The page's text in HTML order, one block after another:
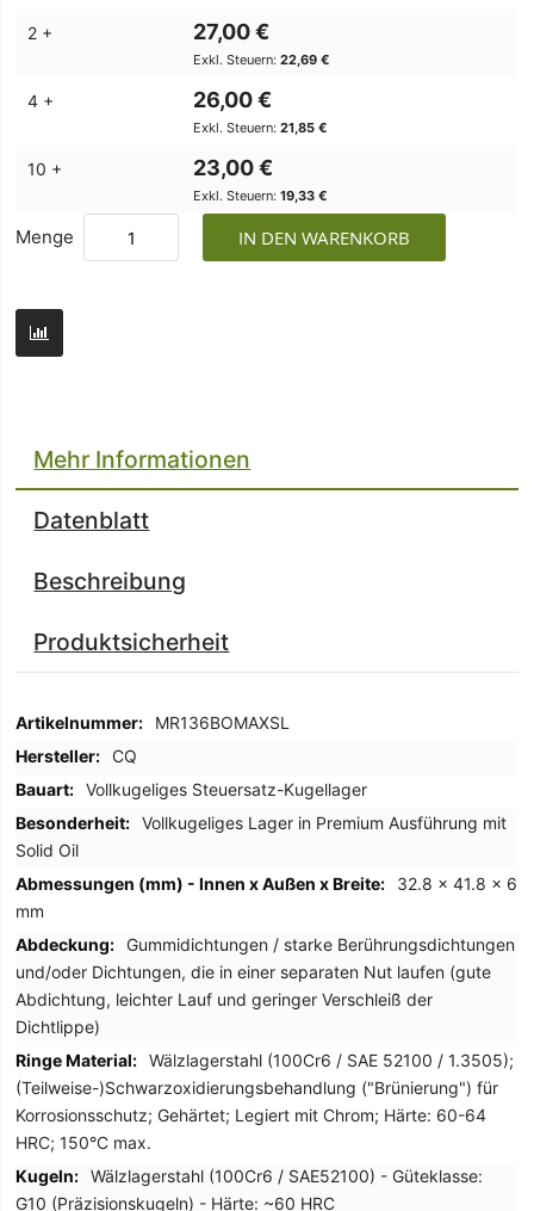
2 + 27,00 €
22,69 €
4 + 26,00 €
21,85 €
10 + 23,00 €
19,33 €
Menge IN DEN WARENKORB
Mehr Informationen
Datenblatt
Beschreibung
Produktsicherheit
Mehr
Informationen
MR136BOMAXSL
CQ
Vollkugeliges Steuersatz-Kugellager
Vollkugeliges Lager in Premium Ausführung mit
Solid Oil
32.8 x 41.8 x 6
mm
Gummidichtungen / starke Berührungsdichtungen
und/oder Dichtungen, die in einer separaten Nut laufen (gute
Abdichtung, leichter Lauf und geringer Verschleiß der
Dichtlippe)
Wälzlagerstahl (100Cr6 / SAE 52100 / 1.3505);
(Teilweise-)Schwarzoxidierungsbehandlung ("Brünierung") für
Korrosionsschutz; Gehärtet; Legiert mit Chrom; Härte: 60-64
HRC; 150°C max.
Wälzlagerstahl (100Cr6 / SAE52100) - Güteklasse:
G10 (Präzisionskugeln) - Härte: ~60 HRC